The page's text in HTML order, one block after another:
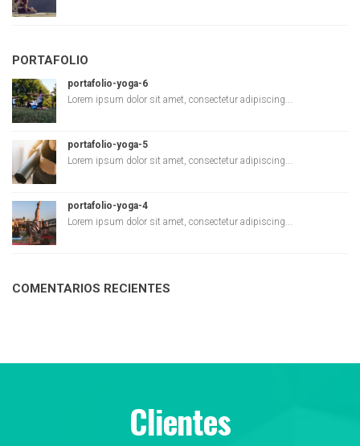
PORTAFOLIO
portafolio-yoga-6
Lorem ipsum dolor sit amet, consectetur adipiscing...
portafolio-yoga-5
Lorem ipsum dolor sit amet, consectetur adipiscing...
portafolio-yoga-4
Lorem ipsum dolor sit amet, consectetur adipiscing...
COMENTARIOS RECIENTES
Clientes